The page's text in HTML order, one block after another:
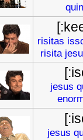
risitas
risita
jesus
jesus